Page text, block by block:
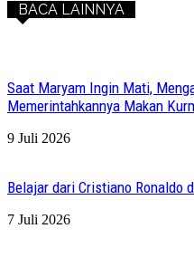
BACA LAINNYA
Saat Maryam Ingin Mati,
Memerintahkannya Makan
9 Juli 2026
Belajar dari Cristiano Ronaldo
7 Juli 2026